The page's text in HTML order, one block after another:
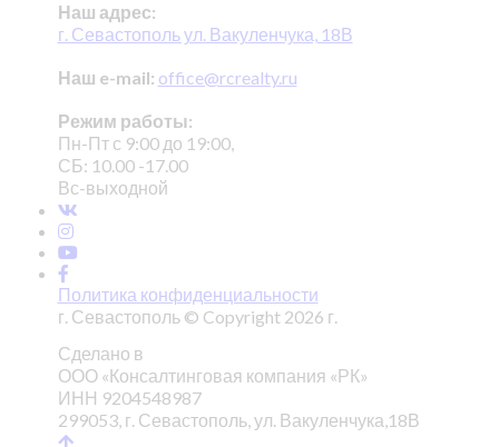
Наш адрес:
г. Севастополь ул. Вакуленчука, 18В
Наш e-mail: office@rcrealty.ru
Режим работы:
Пн-Пт с 9:00 до 19:00,
СБ: 10.00 -17.00
Вс-выходной
Политика конфиденциальности
г. Севастополь © Copyright 2026 г.
Сделано в
ООО «Консалтинговая компания «РК»
ИНН 9204548987
299053, г. Севастополь, ул. Вакуленчука,18В